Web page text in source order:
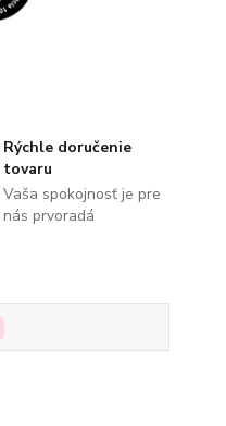
Rýchle doručenie
tovaru
Vaša spokojnosť je pre
nás prvoradá